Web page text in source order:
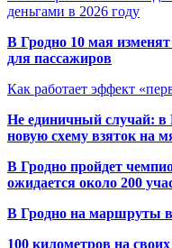
деньгами в 2026 году
В Гродно 10 мая
для пассажиров
Как работает эффект
Не единичный случай: в
новую схему взяток на
В Гродно пройдет
ожидается около 200
В Гродно на маршруты
100 километров на